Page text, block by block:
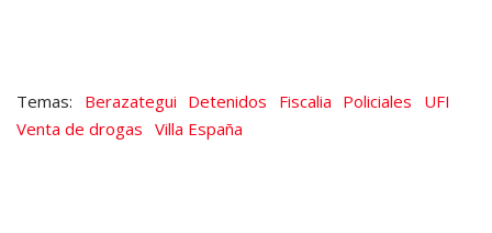
Berazategui Detenidos Fiscalia Policiales
UFI
Venta de drogas Villa España